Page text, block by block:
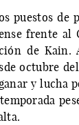
puestos de
frente al
de Kain.
octubre
y lucha